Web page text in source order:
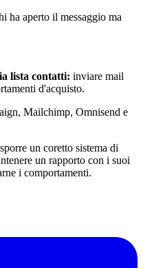
ha aperto il messaggio ma
lista contatti: inviare mail
d'acquisto.
Mailchimp, Omnisend e
un coretto sistema di
un rapporto con i suoi
i comportamenti.